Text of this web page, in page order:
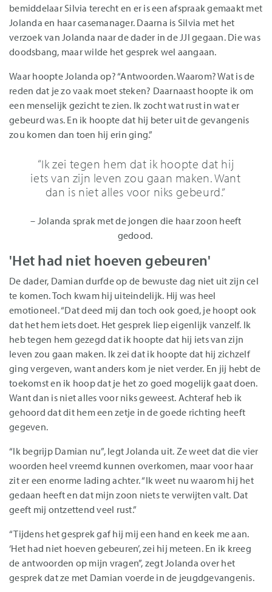
bemiddelaar Silvia terecht en er is een afspraak gemaakt met
Jolanda en haar casemanager. Daarna is Silvia met het
verzoek van Jolanda naar de dader in de JJI gegaan. Die was
doodsbang, maar wilde het gesprek wel aangaan.
Waar hoopte Jolanda op? “Antwoorden. Waarom? Wat is de
reden dat je zo vaak moet steken? Daarnaast hoopte ik om
een menselijk gezicht te zien. Ik zocht wat rust in wat er
gebeurd was. En ik hoopte dat hij beter uit de gevangenis
zou komen dan toen hij erin ging.”
“Ik zei tegen hem dat ik hoopte dat hij
iets van zijn leven zou gaan maken. Want
dan is niet alles voor niks gebeurd.”
– Jolanda sprak met de jongen die haar zoon heeft
gedood.
'Het had niet hoeven gebeuren'
De dader, Damian durfde op de bewuste dag niet uit zijn cel
te komen. Toch kwam hij uiteindelijk. Hij was heel
emotioneel. “Dat deed mij dan toch ook goed, je hoopt ook
dat het hem iets doet. Het gesprek liep eigenlijk vanzelf. Ik
heb tegen hem gezegd dat ik hoopte dat hij iets van zijn
leven zou gaan maken. Ik zei dat ik hoopte dat hij zichzelf
ging vergeven, want anders kom je niet verder. En jij hebt de
toekomst en ik hoop dat je het zo goed mogelijk gaat doen.
Want dan is niet alles voor niks geweest. Achteraf heb ik
gehoord dat dit hem een zetje in de goede richting heeft
gegeven.
“Ik begrijp Damian nu”, legt Jolanda uit. Ze weet dat die vier
woorden heel vreemd kunnen overkomen, maar voor haar
zit er een enorme lading achter. “Ik weet nu waarom hij het
gedaan heeft en dat mijn zoon niets te verwijten valt. Dat
geeft mij ontzettend veel rust.”
“Tijdens het gesprek gaf hij mij een hand en keek me aan.
‘Het had niet hoeven gebeuren’, zei hij meteen. En ik kreeg
de antwoorden op mijn vragen”, zegt Jolanda over het
gesprek dat ze met Damian voerde in de jeugdgevangenis.